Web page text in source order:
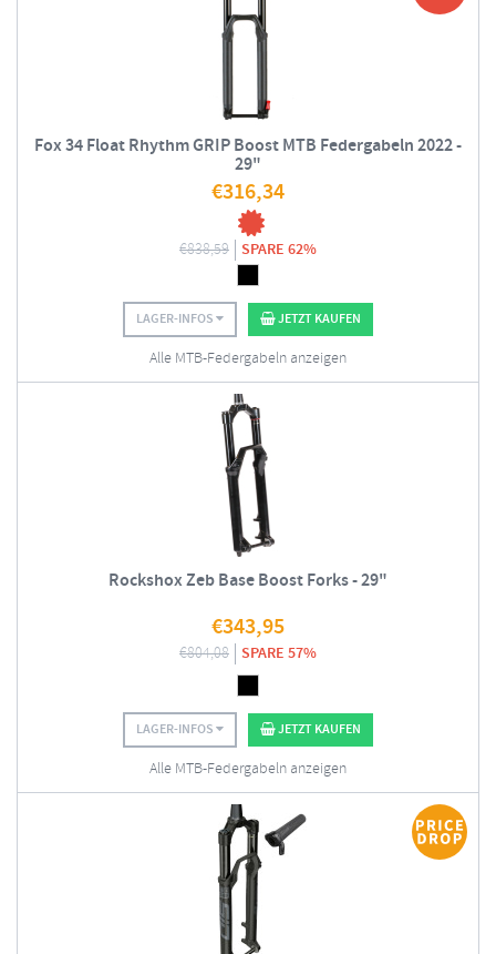
Fox 34 Float Rhythm GRIP Boost MTB Federgabeln 2022 -
29"
€316,34
€838,59 SPARE 62%
LAGER-INFOS JETZT KAUFEN
Alle MTB-Federgabeln anzeigen
Rockshox Zeb Base Boost Forks - 29"
€343,95
€804,08 SPARE 57%
LAGER-INFOS JETZT KAUFEN
Alle MTB-Federgabeln anzeigen